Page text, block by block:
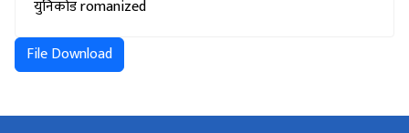
युनिकोड romanized
File Download